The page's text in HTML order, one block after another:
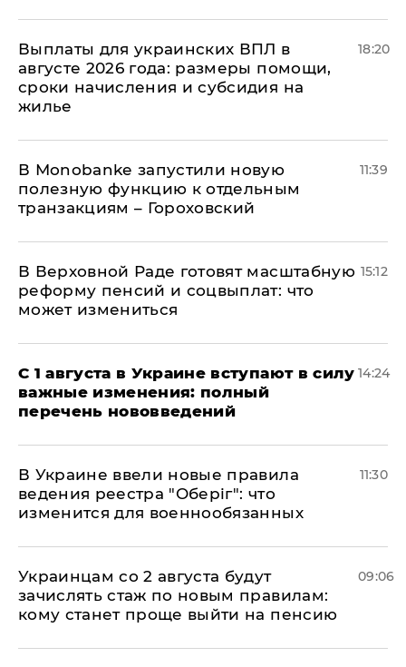
Выплаты для украинских ВПЛ в
августе 2026 года: размеры помощи,
сроки начисления и субсидия на
жилье
18:20
В Мonobankе запустили новую
полезную функцию к отдельным
транзакциям – Гороховский
11:39
В Верховной Раде готовят масштабную
реформу пенсий и соцвыплат: что
может измениться
15:12
С 1 августа в Украине вступают в силу
важные изменения: полный
перечень нововведений
14:24
В Украине ввели новые правила
ведения реестра "Оберіг": что
изменится для военнообязанных
11:30
Украинцам со 2 августа будут
зачислять стаж по новым правилам:
кому станет проще выйти на пенсию
09:06